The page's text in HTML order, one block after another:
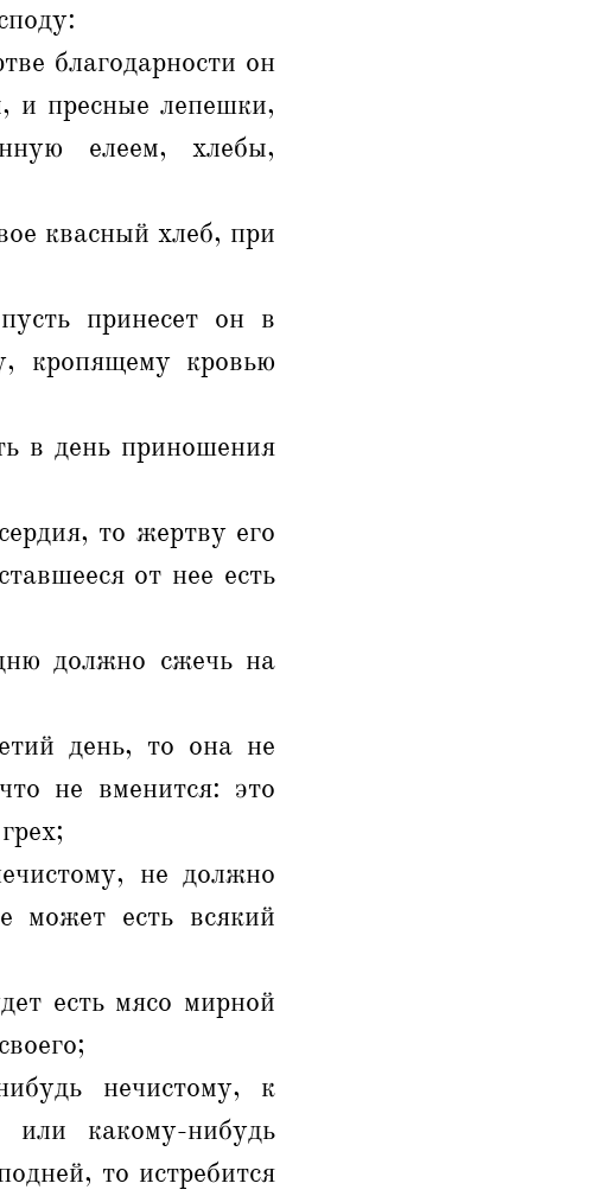
благодарности он
и пресные лепешки,
елеем, хлебы,
квасный хлеб, при
принесет он в
кропящему кровью
в день приношения
то жертву его
от нее есть
должно сжечь на
день, то она не
не вменится: это
не должно
может есть всякий
есть мясо мирной
нечистому, к
или какому-нибудь
то истребится